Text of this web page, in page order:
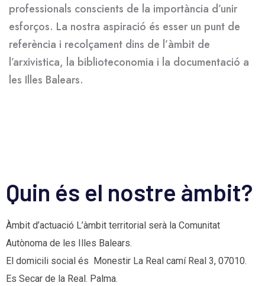
professionals conscients de la importància d’unir
esforços. La nostra aspiració és esser un punt de
referència i recolçament dins de l’àmbit de
l’arxivistica, la biblioteconomia i la documentació a
les Illes Balears.
Quin és el nostre àmbit?
Àmbit d’actuació L’àmbit territorial serà la Comunitat
Autònoma de les Illes Balears.
El domicili social és Monestir La Real camí Real 3, 07010.
Es Secar de la Real. Palma.